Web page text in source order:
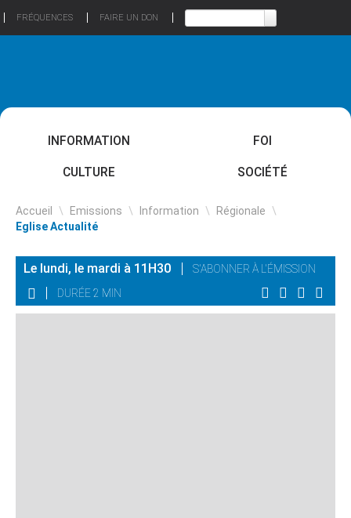
FRÉQUENCES FAIRE UN DON
INFORMATION FOI
CULTURE SOCIÉTÉ
Accueil \ Emissions \ Information \ Régionale \
Eglise Actualité
Le lundi, le mardi à 11H30
S'ABONNER À L'ÉMISSION
DURÉE 2 MIN